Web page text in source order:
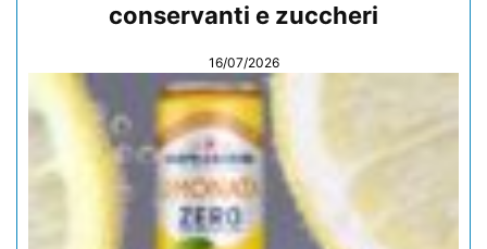
conservanti e zuccheri
16/07/2026